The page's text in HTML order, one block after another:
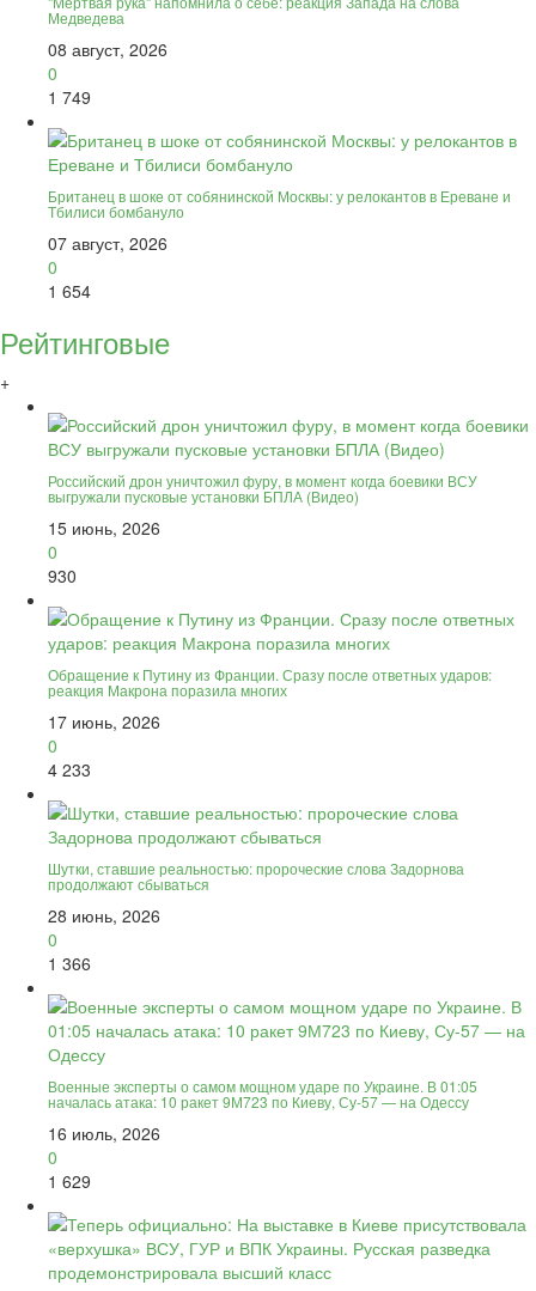
Медведева
08 август, 2026
0
1 749
Британец в шоке от собянинской Москвы: у релокантов в Ереване и
Тбилиси бомбануло
07 август, 2026
0
1 654
Рейтинговые
+
Российский дрон уничтожил фуру, в момент когда боевики ВСУ
выгружали пусковые установки БПЛА (Видео)
15 июнь, 2026
0
930
Обращение к Путину из Франции. Сразу после ответных ударов:
реакция Макрона поразила многих
17 июнь, 2026
0
4 233
Шутки, ставшие реальностью: пророческие слова Задорнова
продолжают сбываться
28 июнь, 2026
0
1 366
Военные эксперты о самом мощном ударе по Украине. В 01:05
началась атака: 10 ракет 9М723 по Киеву, Су-57 — на Одессу
16 июль, 2026
0
1 629